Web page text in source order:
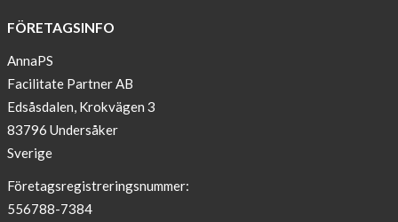
in
Paris
OFFER
!
–
T-
shirt
FÖRETAGSINFO
AnnaPS
Facilitate Partner AB
Edsåsdalen, Krokvägen 3
83796 Undersåker
Sverige
Företagsregistreringsnummer:
556788-7384